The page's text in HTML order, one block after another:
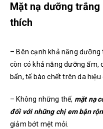
Mặt nạ dưỡng
thích
– Bên cạnh khả năng
còn có khả năng dưỡng ẩm,
bẩn, tế bào chết trên da hiệu
– Không những thế, mặt nạ
đối với những chị em bận rộn
giảm bớt mệt mỏi.